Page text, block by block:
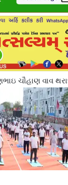
ચૌહાણ વાવ